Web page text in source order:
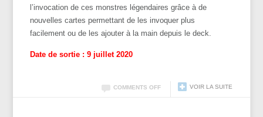
l’invocation de ces monstres légendaires grâce à de
nouvelles cartes permettant de les invoquer plus
facilement ou de les ajouter à la main depuis le deck.
Date de sortie : 9 juillet 2020
VOIR LA SUITE
COMMENTS OFF